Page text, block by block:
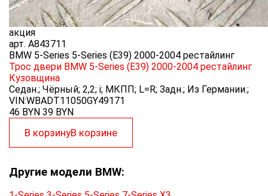
акция
арт. A843711
BMW 5-Series 5-Series (E39) 2000-2004 рестайлинг
Трос двери BMW 5-Series (E39) 2000-2004 рестайлинг
Кузовщина
Седан.; Чёрный; 2,2; i; МКПП; L=R; Задн.; Из Германии.;
VIN:WBADT11050GY49171
46 BYN 39 BYN
В корзинуВ корзине
Другие модели BMW: